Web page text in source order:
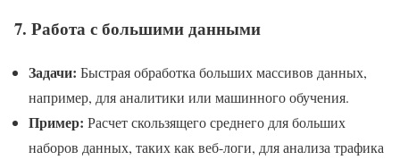
7. Работа с большими данными
Задачи: Быстрая обработка больших массивов данных,
например, для аналитики или машинного обучения.
Пример: Расчет скользящего среднего для больших
наборов данных, таких как веб-логи, для анализа трафика